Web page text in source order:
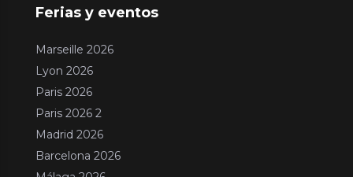
Ferias y eventos
Marseille 2026
Lyon 2026
Paris 2026
Paris 2026 2
Madrid 2026
Barcelona 2026